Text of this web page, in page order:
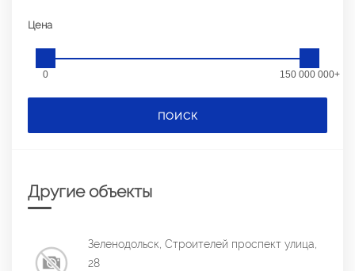
Цена
0 150 000 000+
ПОИСК
Другие объекты
Зеленодольск, Строителей проспект улица,
28